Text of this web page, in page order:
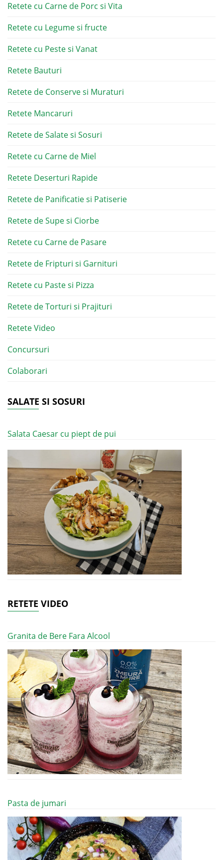
Retete cu Carne de Porc si Vita
Retete cu Legume si fructe
Retete cu Peste si Vanat
Retete Bauturi
Retete de Conserve si Muraturi
Retete Mancaruri
Retete de Salate si Sosuri
Retete cu Carne de Miel
Retete Deserturi Rapide
Retete de Panificatie si Patiserie
Retete de Supe si Ciorbe
Retete cu Carne de Pasare
Retete de Fripturi si Garnituri
Retete cu Paste si Pizza
Retete de Torturi si Prajituri
Retete Video
Concursuri
Colaborari
SALATE SI SOSURI
Salata Caesar cu piept de pui
RETETE VIDEO
Granita de Bere Fara Alcool
Pasta de jumari